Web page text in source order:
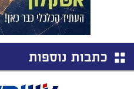
כתבות נוספות